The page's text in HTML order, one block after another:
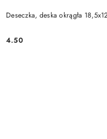
Deseczka, deska okrągła
Cena:
4.50